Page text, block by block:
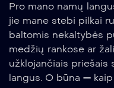
Pro mano namų
jie mane stebi pilkai
baltomis nekaltybės
medžių rankose ar
užklojančiais priešais
langus. O būna —